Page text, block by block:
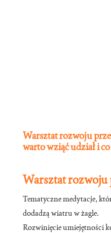
Warsztat rozwoju
warto wziąć udział i
Warsztat
Tematyczne medytacje,
dodadzą wiatru w żagle.
Rozwinięcie umiejętności